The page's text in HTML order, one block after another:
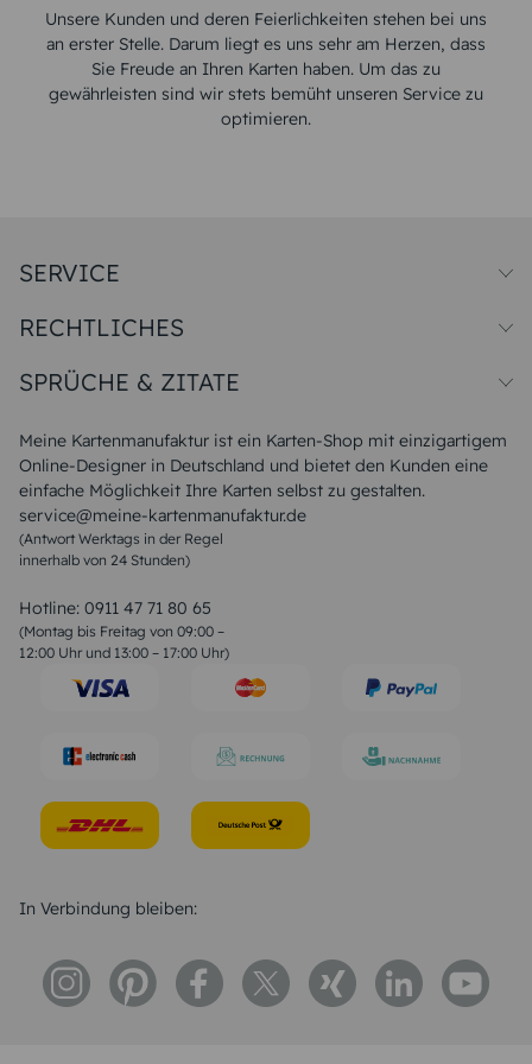
Unsere Kunden und deren Feierlichkeiten stehen bei uns
an erster Stelle. Darum liegt es uns sehr am Herzen, dass
Sie Freude an Ihren Karten haben. Um das zu
gewährleisten sind wir stets bemüht unseren Service zu
optimieren.
Meine Kartenmanufaktur ist ein Karten-Shop mit einzigartigem
Online-Designer in Deutschland und bietet den Kunden eine
einfache Möglichkeit Ihre Karten selbst zu gestalten.
service@meine-kartenmanufaktur.de
(Antwort Werktags in der Regel
innerhalb von 24 Stunden)
Hotline: 0911 47 71 80 65
(Montag bis Freitag von 09:00 –
12:00 Uhr und 13:00 – 17:00 Uhr)
SERVICE
Papiersorten
Unsere Produktion
Magazin
FAQ
RECHTLICHES
Widerrufsbelehrung
SPRÜCHE & ZITATE
Liebeskummer Sprüche
Sommer Sprüche
Muttertagssprüche
Sprüche zur Hochzeit
Sprüche zur Konfirmation & Kommunion
Weihnachtsgedichte
Liebessprüche
Geburtstagssprüche
Trauersprüche
Konfirmation Glückwünsche
In Verbindung bleiben: